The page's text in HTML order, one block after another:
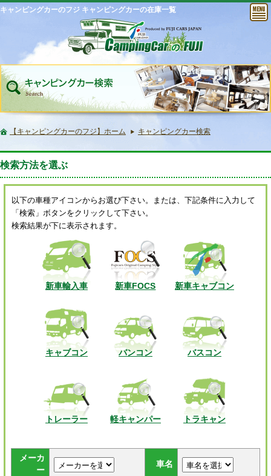
キャンピングカーのフジ キャンピングカーの在庫一覧
【キャンピングカーのフジ】ホーム キャンピングカー検索
検索方法を選ぶ
以下の車種アイコンからお選び下さい。または、下記条件に入力して
「検索」ボタンをクリックして下さい。
検索結果が下に表示されます。
新車輸入車 新車FOCS 新車キャブコン
キャブコン バンコン バスコン
トレーラー 軽キャンパー トラキャン
メーカ
ー
車名